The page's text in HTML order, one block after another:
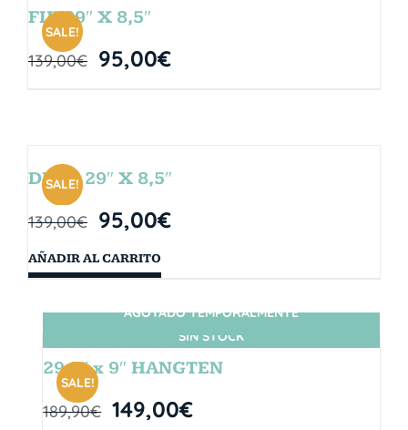
SALE!
FIJI 29″ X 8,5″
139,00€ 95,00€
SALE!
DROP 29″ X 8,5″
139,00€ 95,00€
AÑADIR AL CARRITO
SIN STOCK
SALE!
AGOTADO TEMPORALMENTE
29.5″ x 9″ HANGTEN
189,90€ 149,00€